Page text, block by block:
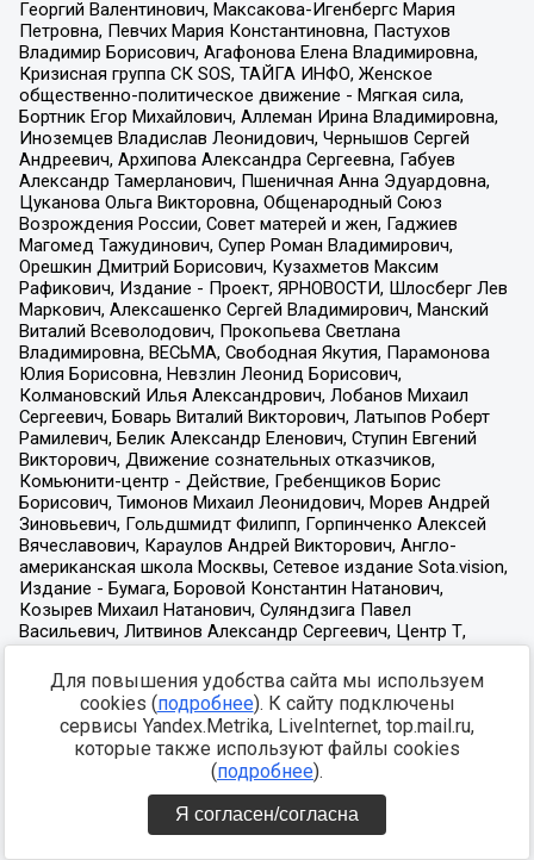
Для повышения удобства сайта мы используем
cookies (подробнее). К сайту подключены
сервисы Yandex.Metrika, LiveInternet, top.mail.ru,
которые также используют файлы cookies
(подробнее).
Я согласен/согласна